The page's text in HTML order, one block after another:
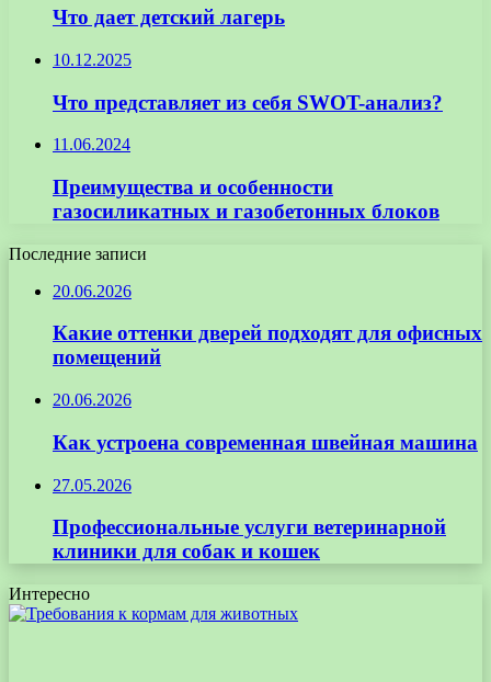
Что дает детский лагерь
10.12.2025
Что представляет из себя SWOT-анализ?
11.06.2024
Преимущества и особенности
газосиликатных и газобетонных блоков
Последние записи
20.06.2026
Какие оттенки дверей подходят для офисных
помещений
20.06.2026
Как устроена современная швейная машина
27.05.2026
Профессиональные услуги ветеринарной
клиники для собак и кошек
Интересно